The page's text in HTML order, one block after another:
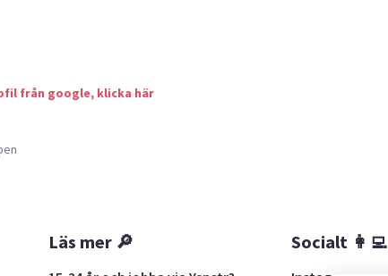
från google, klicka här
Läs mer 🔎 Socialt 👩‍💻